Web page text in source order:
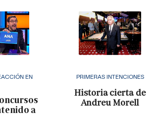
EN
a
PRIMERAS INTENCIONES
Historia cierta de
Andreu Morell